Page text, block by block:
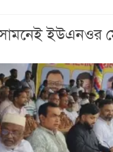
সামনেই ইউএনওর